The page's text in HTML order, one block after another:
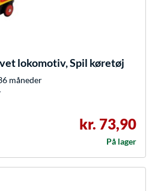
lokomotiv, Spil køretøj
måneder
kr. 73,90
På lager